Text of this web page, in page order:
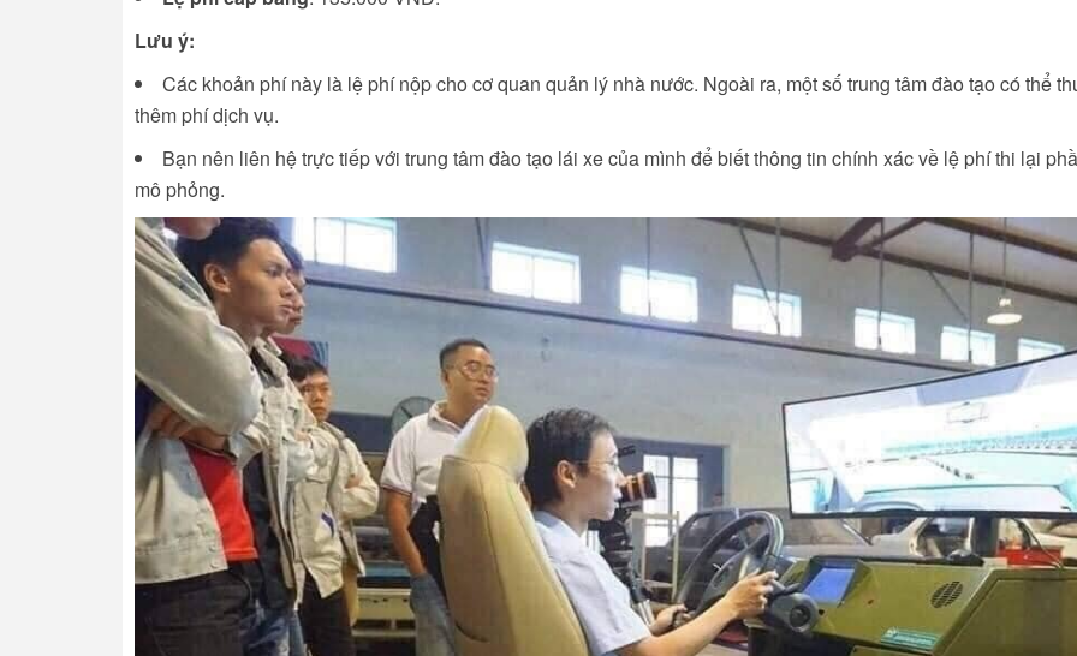
Lưu ý:
Các khoản phí này là lệ phí nộp cho cơ quan quản lý nhà nước. Ngoài ra, một số trung tâm đào tạo có thể
thêm phí dịch vụ.
Bạn nên liên hệ trực tiếp với trung tâm đào tạo lái xe của mình để biết thông tin chính xác về lệ phí thi lại
mô phỏng.